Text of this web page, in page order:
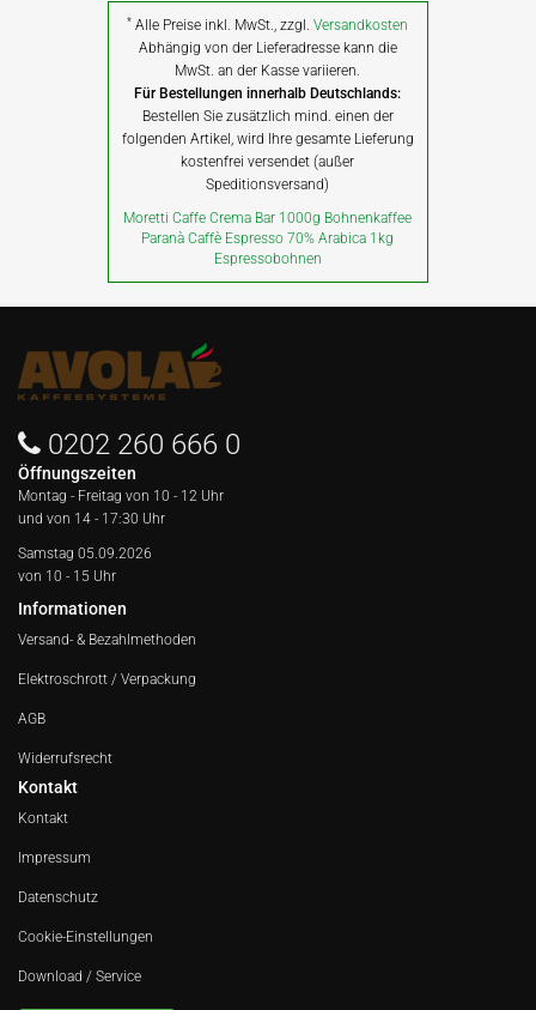
* Alle Preise inkl. MwSt., zzgl.Versandkosten
Abhängig von der Lieferadresse kann die
MwSt. an der Kasse variieren.
Für Bestellungen innerhalb Deutschlands:
Bestellen Sie zusätzlich mind. einen der
folgenden Artikel, wird Ihre gesamte Lieferung
kostenfrei versendet (außer
Speditionsversand)
Moretti Caffe Crema Bar 1000g Bohnenkaffee
Paranà Caffè Espresso 70% Arabica 1kg
Espressobohnen
0202 260 666 0
Öffnungszeiten
Montag - Freitag von 10 - 12 Uhr
und von 14 - 17:30 Uhr
Samstag 05.09.2026
von 10 - 15 Uhr
Informationen
Versand- & Bezahlmethoden
Elektroschrott / Verpackung
AGB
Widerrufsrecht
Kontakt
Kontakt
Impressum
Datenschutz
Cookie-Einstellungen
Download / Service